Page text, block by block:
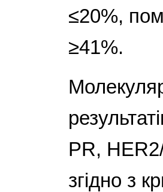
≤20%,
≥41%.
РR,
згідно з